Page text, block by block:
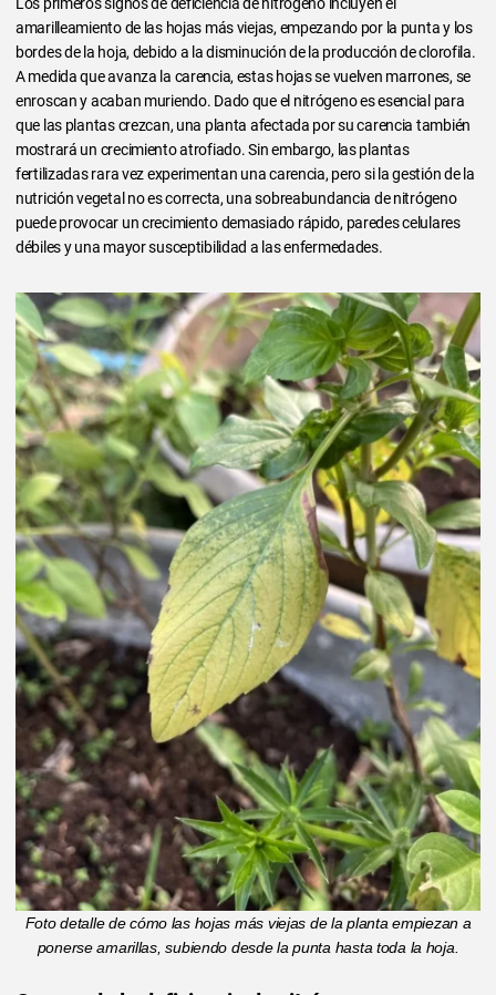
amarilleamiento de las hojas más viejas, empezando por la punta y los
bordes de la hoja, debido a la disminución de la producción de clorofila.
A medida que avanza la carencia, estas hojas se vuelven marrones, se
enroscan y acaban muriendo. Dado que el nitrógeno es esencial para
que las plantas crezcan, una planta afectada por su carencia también
mostrará un crecimiento atrofiado. Sin embargo, las plantas
fertilizadas rara vez experimentan una carencia, pero si la gestión de la
nutrición vegetal no es correcta, una sobreabundancia de nitrógeno
puede provocar un crecimiento demasiado rápido, paredes celulares
débiles y una mayor susceptibilidad a las enfermedades.
Foto detalle de cómo las hojas más viejas de la planta empiezan a
ponerse amarillas, subiendo desde la punta hasta toda la hoja.